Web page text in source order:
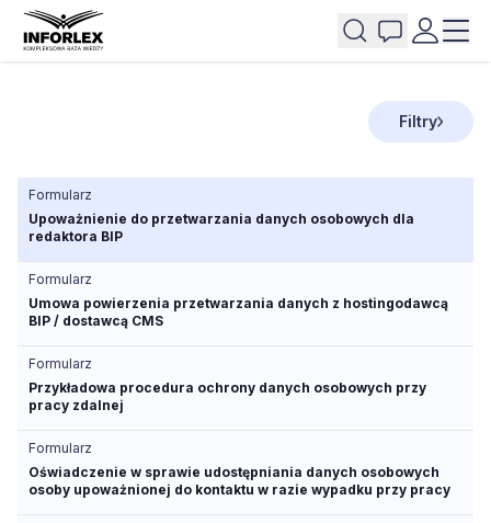
Filtry
Formularz
Upoważnienie do przetwarzania danych osobowych dla
redaktora BIP
Formularz
Umowa powierzenia przetwarzania danych z hostingodawcą
BIP / dostawcą CMS
Formularz
Przykładowa procedura ochrony danych osobowych przy
pracy zdalnej
Formularz
Oświadczenie w sprawie udostępniania danych osobowych
osoby upoważnionej do kontaktu w razie wypadku przy pracy